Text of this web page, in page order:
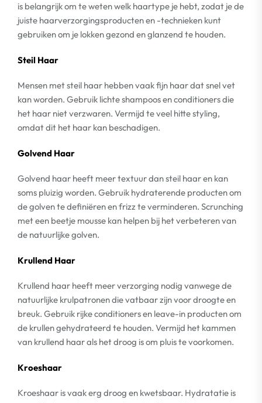
is belangrijk om te weten welk haartype je hebt, zodat je de
juiste haarverzorgingsproducten en -technieken kunt
gebruiken om je lokken gezond en glanzend te houden.
Steil Haar
Mensen met steil haar hebben vaak fijn haar dat snel vet
kan worden. Gebruik lichte shampoos en conditioners die
het haar niet verzwaren. Vermijd te veel hitte styling,
omdat dit het haar kan beschadigen.
Golvend Haar
Golvend haar heeft meer textuur dan steil haar en kan
soms pluizig worden. Gebruik hydraterende producten om
de golven te definiëren en frizz te verminderen. Scrunching
met een beetje mousse kan helpen bij het verbeteren van
de natuurlijke golven.
Krullend Haar
Krullend haar heeft meer verzorging nodig vanwege de
natuurlijke krulpatronen die vatbaar zijn voor droogte en
breuk. Gebruik rijke conditioners en leave-in producten om
de krullen gehydrateerd te houden. Vermijd het kammen
van krullend haar als het droog is om pluis te voorkomen.
Kroeshaar
Kroeshaar is vaak erg droog en kwetsbaar. Hydratatie is